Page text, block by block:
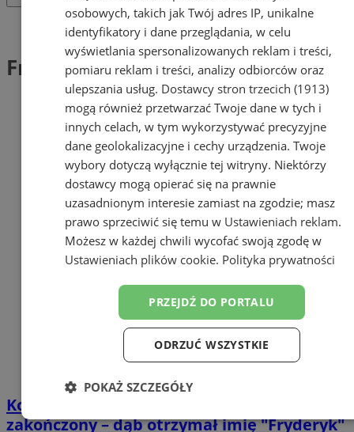
Tag: Fryderyk
Fryderyk (1)
Konkurs na nazwę dębu w Orzeszu
zakończony – dąb otrzymał imię "Fryderyk"
osobowych, takich jak Twój adres IP, unikalne
identyfikatory i dane przeglądania, w celu
wyświetlania spersonalizowanych reklam i treści,
pomiaru reklam i treści, analizy odbiorców oraz
ulepszania usług. Dostawcy stron trzecich (1913)
mogą również przetwarzać Twoje dane w tych i
innych celach, w tym wykorzystywać precyzyjne
dane geolokalizacyjne i cechy urządzenia. Twoje
wybory dotyczą wyłącznie tej witryny. Niektórzy
dostawcy mogą opierać się na prawnie
uzasadnionym interesie zamiast na zgodzie; masz
prawo sprzeciwić się temu w Ustawieniach reklam.
Możesz w każdej chwili wycofać swoją zgodę w
Ustawieniach plików cookie. Polityka prywatności
PRZEJDŹ DO PORTALU
ODRZUĆ WSZYSTKIE
POKAŻ SZCZEGÓŁY
Niezbędne Wydajność Targetowanie